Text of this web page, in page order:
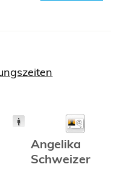
Angelika
Schweizer